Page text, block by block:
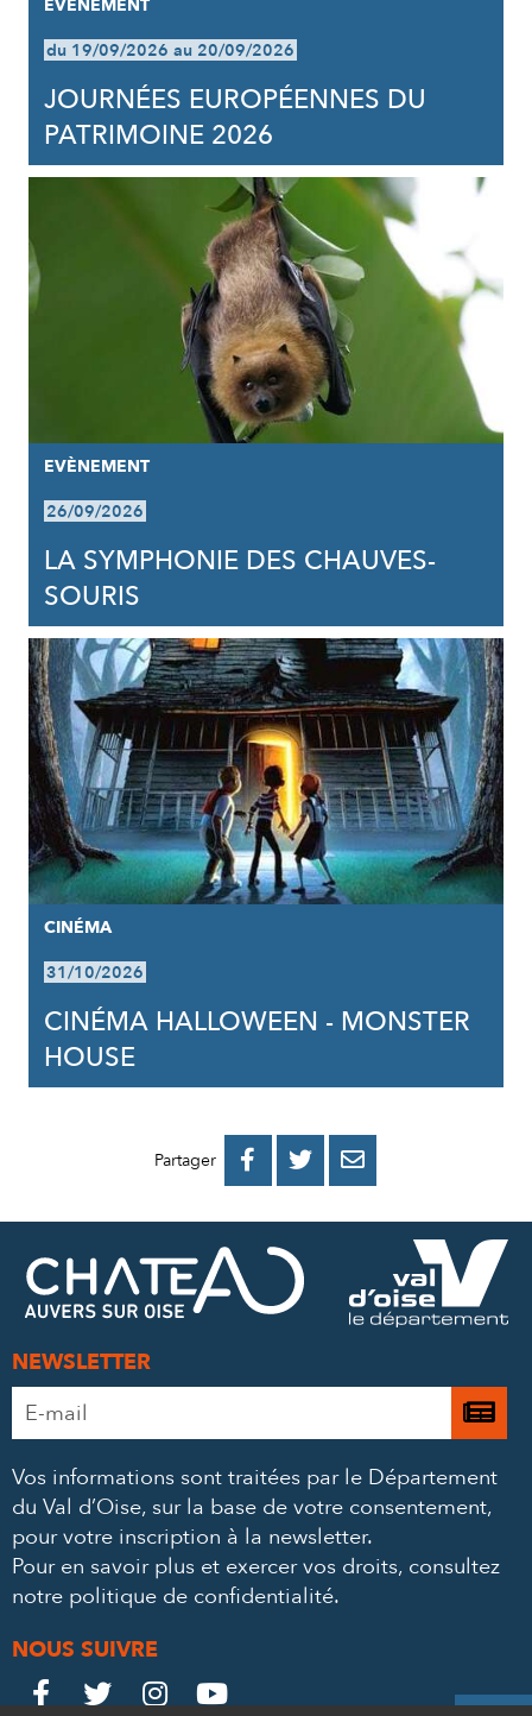
EVÈNEMENT
du 19/09/2026 au 20/09/2026
JOURNÉES EUROPÉENNES DU
PATRIMOINE 2026
EVÈNEMENT
26/09/2026
LA SYMPHONIE DES CHAUVES-
SOURIS
CINÉMA
31/10/2026
CINÉMA HALLOWEEN - MONSTER
HOUSE
Partager 
PARTAGER
FACEBOOK
PARTAGER
PARTAGER
MAIL
NEWSLETTER
Adresse
e-
*
Je
à
Vos informations sont traitées par le Département
du Val d’Oise, sur la base de votre consentement,
pour votre inscription à la newsletter.
Pour en savoir plus et exercer vos droits, consultez
notre politique de confidentialité.
NOUS SUIVRE
Le
 Le
 Le
 Le
